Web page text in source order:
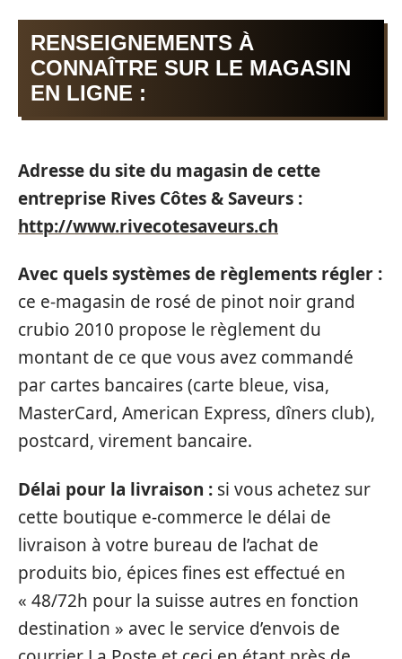
RENSEIGNEMENTS À
CONNAÎTRE SUR LE MAGASIN
EN LIGNE :
Adresse du site du magasin de cette
entreprise Rives Côtes & Saveurs :
http://www.rivecotesaveurs.ch
Avec quels systèmes de règlements régler :
ce e-magasin de rosé de pinot noir grand
crubio 2010 propose le règlement du
montant de ce que vous avez commandé
par cartes bancaires (carte bleue, visa,
MasterCard, American Express, dîners club),
postcard, virement bancaire.
Délai pour la livraison : si vous achetez sur
cette boutique e-commerce le délai de
livraison à votre bureau de l’achat de
produits bio, épices fines est effectué en
« 48/72h pour la suisse autres en fonction
destination » avec le service d’envois de